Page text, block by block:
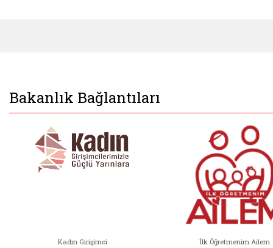
Bakanlık Bağlantıları
Kadın Girişimci İlk Öğretmenim Ailem